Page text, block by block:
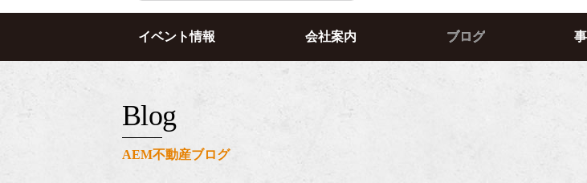
イベント情報 会社案内 ブログ
blog
AEM不動産ブログ